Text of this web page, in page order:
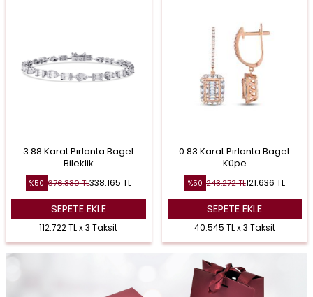
3.88 Karat Pırlanta Baget
Bileklik
%50 676.330TL338.165 TL
SEPETE EKLE
112.722 TL x 3 Taksit
0.83 Karat Pırlanta Baget
Küpe
%50 243.272TL121.636 TL
SEPETE EKLE
40.545 TL x 3 Taksit